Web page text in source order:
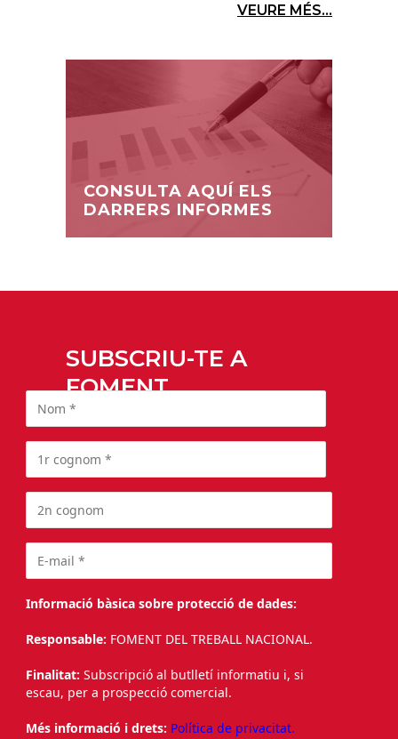
VEURE MÉS...
CONSULTA AQUÍ ELS
DARRERS INFORMES
SUBSCRIU-TE A
FOMENT
Informació bàsica sobre protecció de dades:
Responsable: FOMENT DEL TREBALL NACIONAL.
Finalitat: Subscripció al butlletí informatiu i, si
escau, per a prospecció comercial.
Més informació i drets: Política de privacitat.